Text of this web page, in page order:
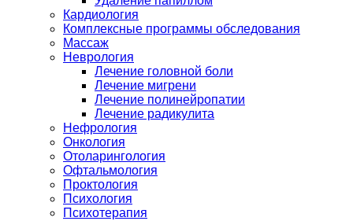
Кардиология
Комплексные программы обследования
Массаж
Неврология
Лечение головной боли
Лечение мигрени
Лечение полинейропатии
Лечение радикулита
Нефрология
Онкология
Отоларингология
Офтальмология
Проктология
Психология
Психотерапия